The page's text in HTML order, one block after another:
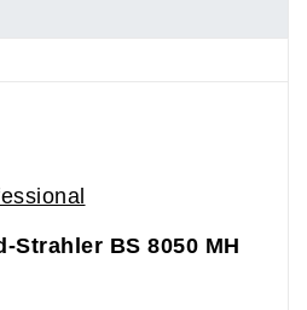
Strahler BS 8050 MH